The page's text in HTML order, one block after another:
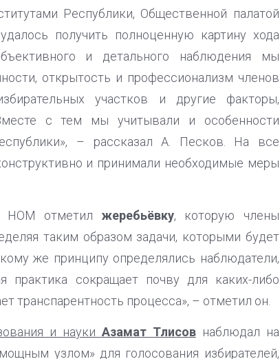
Республики, Общественной палатой
получить полноценную картину хода
и детального наблюдения мы
открытость и профессионализм членов
участков и другие факторы,
с тем мы учитывали и особенности
– рассказал А. Песков. На все
и принимали необходимые меры
НОМ отметил жеребьёвку, которую члены
таким образом задачи, которыми будет
же принципу определялись наблюдатели,
практика сокращает почву для каких-либо
транспарентность процесса», – отметил он.
и науки Азамат Тлисов наблюдал на
узлом» для голосования избирателей,